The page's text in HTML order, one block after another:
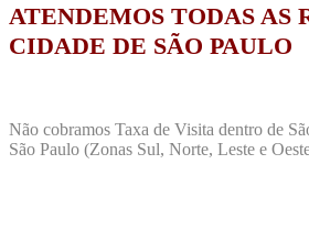
ATENDEMOS TODAS AS
CIDADE DE SÃO PAULO
Não cobramos Taxa de Visita dentro de
São Paulo (Zonas Sul, Norte, Leste e